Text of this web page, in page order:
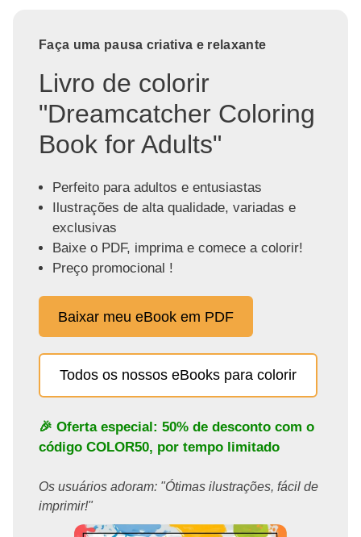
Faça uma pausa criativa e relaxante
Livro de colorir
"Dreamcatcher Coloring
Book for Adults"
Perfeito para adultos e entusiastas
Ilustrações de alta qualidade, variadas e
exclusivas
Baixe o PDF, imprima e comece a colorir!
Preço promocional !
Baixar meu eBook em PDF
Todos os nossos eBooks para colorir
🎉 Oferta especial: 50% de desconto com o
código COLOR50, por tempo limitado
Os usuários adoram: "Ótimas ilustrações, fácil de
imprimir!"